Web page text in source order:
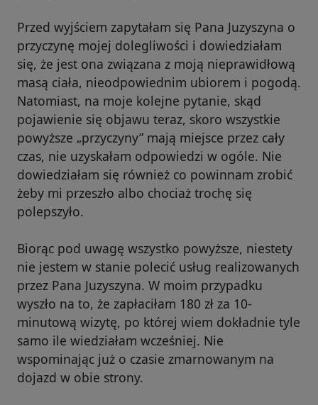
Przed wyjściem zapytałam się Pana Juzyszyna o
przyczynę mojej dolegliwości i dowiedziałam
się, że jest ona związana z moją nieprawidłową
masą ciała, nieodpowiednim ubiorem i pogodą.
Natomiast, na moje kolejne pytanie, skąd
pojawienie się objawu teraz, skoro wszystkie
powyższe „przyczyny” mają miejsce przez cały
czas, nie uzyskałam odpowiedzi w ogóle. Nie
dowiedziałam się również co powinnam zrobić
żeby mi przeszło albo chociaż trochę się
polepszyło.
Biorąc pod uwagę wszystko powyższe, niestety
nie jestem w stanie polecić usług realizowanych
przez Pana Juzyszyna. W moim przypadku
wyszło na to, że zapłaciłam 180 zł za 10-
minutową wizytę, po której wiem dokładnie tyle
samo ile wiedziałam wcześniej. Nie
wspominając już o czasie zmarnowanym na
dojazd w obie strony.